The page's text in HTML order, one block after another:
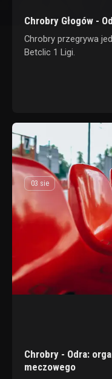
Chrobry Głogów -
Chrobry przegrywa
Betclic 1 Ligi.
03 sie
Chrobry - Odra:
meczowego